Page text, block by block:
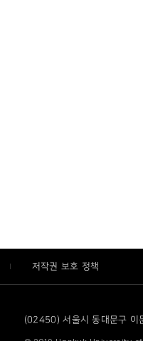
저작권 보호 정책
(02450) 서울시 동대문구